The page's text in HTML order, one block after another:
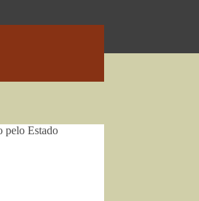
pelo Estado